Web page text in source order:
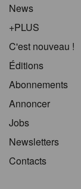
News
+PLUS
C'est nouveau !
Éditions
Abonnements
Annoncer
Jobs
Newsletters
Contacts